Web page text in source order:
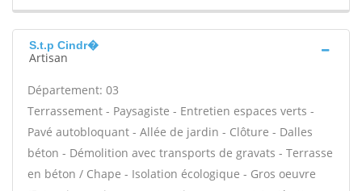
S.t.p Cindr�
Artisan
Département: 03
Terrassement - Paysagiste - Entretien espaces verts -
Pavé autobloquant - Allée de jardin - Clôture - Dalles
béton - Démolition avec transports de gravats - Terrasse
en béton / Chape - Isolation écologique - Gros oeuvre